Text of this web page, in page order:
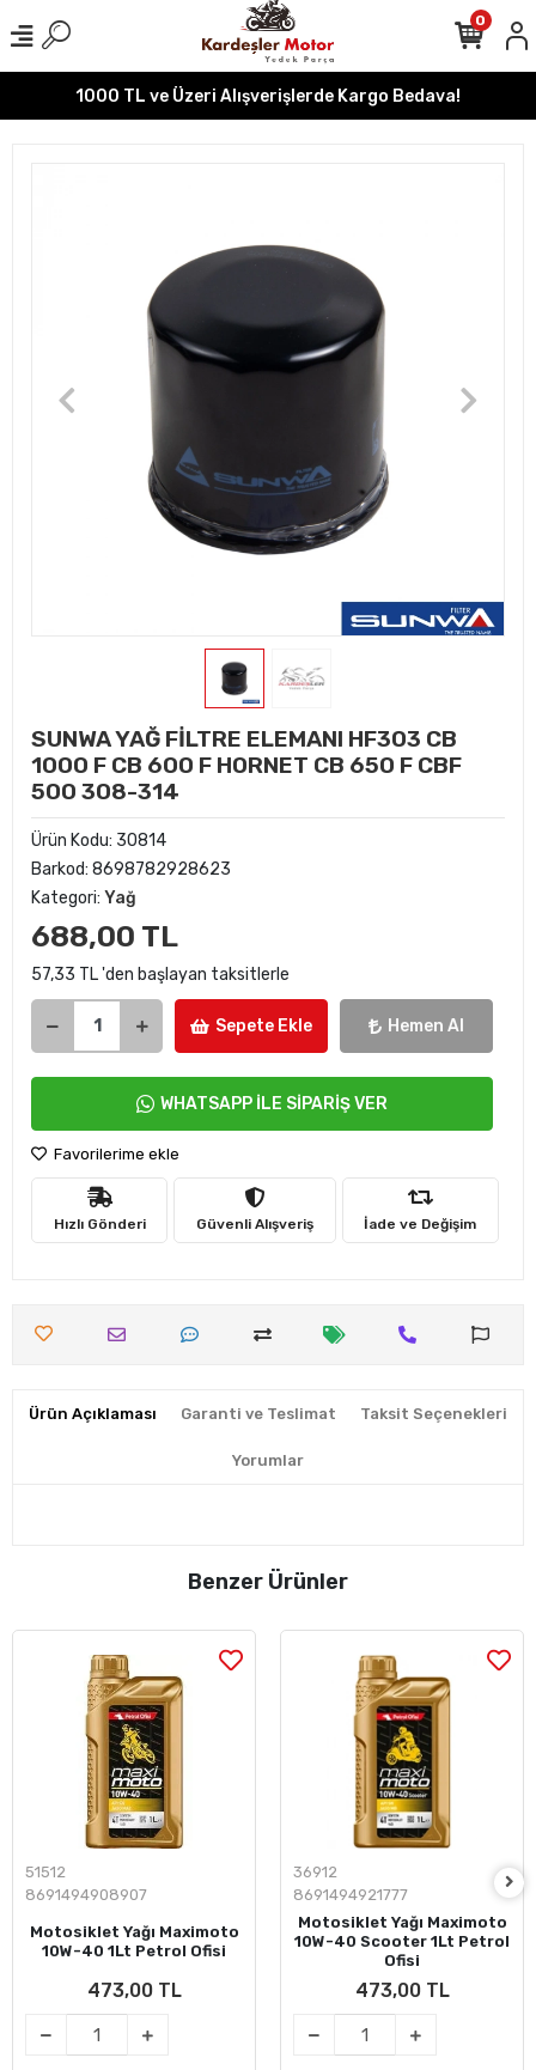
1000 TL ve Üzeri Alışverişlerde Kargo Bedava!
0
SUNWA YAĞ FİLTRE ELEMANI HF303 CB
1000 F CB 600 F HORNET CB 650 F CBF
500 308-314
Ürün Kodu: 30814
Barkod: 8698782928623
Kategori: Yağ
688,00 TL
57,33 TL 'den başlayan taksitlerle
Sepete Ekle Hemen Al
WHATSAPP İLE SİPARİŞ VER
Favorilerime ekle
Hızlı Gönderi Güvenli Alışveriş İade ve Değişim
Ürün Açıklaması Garanti ve Teslimat Taksit Seçenekleri
Yorumlar
Benzer Ürünler
51512
8691494908907
Motosiklet Yağı Maximoto
10W-40 1Lt Petrol Ofisi
473,00 TL
36912
8691494921777
Motosiklet Yağı Maximoto
10W-40 Scooter 1Lt Petrol
Ofisi
473,00 TL